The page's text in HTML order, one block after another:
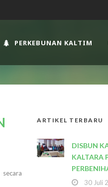
PERKEBUNAN KALTIM
ARTIKEL TERBARU
DISBUN
KALTARA
30 Juli